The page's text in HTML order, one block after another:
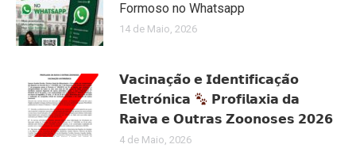
Formoso no Whatsapp
14 de Maio, 2026
𝗩𝗮𝗰𝗶𝗻𝗮𝗰̧𝗮̃𝗼 𝗲 𝗜𝗱𝗲𝗻𝘁𝗶𝗳𝗶𝗰𝗮𝗰̧𝗮̃𝗼
𝗘𝗹𝗲𝘁𝗿𝗼́𝗻𝗶𝗰𝗮
𝗣𝗿𝗼𝗳𝗶𝗹𝗮𝘅𝗶𝗮 𝗱𝗮
𝗥𝗮𝗶𝘃𝗮 𝗲 𝗢𝘂𝘁𝗿𝗮𝘀 𝗭𝗼𝗼𝗻𝗼𝘀𝗲𝘀 𝟮𝟬𝟮𝟲
4 de Maio, 2026